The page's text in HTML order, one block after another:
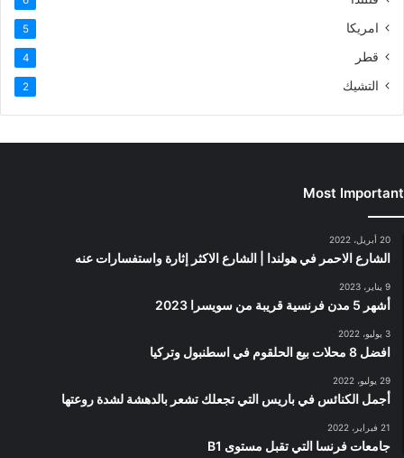
امريكا 5
قطر 4
التشيك 2
Most Important
20 أبريل، 2022
الشارع الاحمر في هولندا | الشارع الاكثر إثارة واستفسارات عنه
9 يناير، 2023
أشهر 5 مدن فرنسية قريبة من سويسرا 2023
3 يوليو، 2022
افضل 8 محلات بيع الحلقوم في اسطنبول وتركيا
29 يوليو، 2022
أجمل الكنائس في باريس التي تجعلك تشعر بالدهشة لشدة روعتها
21 فبراير، 2022
جامعات فرنسا التي تقبل مستوى B1